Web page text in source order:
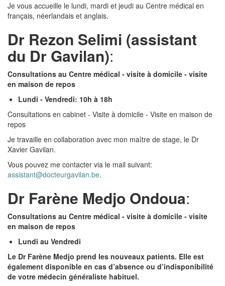
Je vous accueille le lundi, mardi et jeudi au Centre médical en
français, néerlandais et anglais.
Dr Rezon Selimi (assistant
du Dr Gavilan):
Consultations au Centre médical - visite à domicile - visite
en maison de repos
Lundi - Vendredi: 10h à 18h
Consultations en cabinet - Visite à domicile - Visite en maison de
repos
Je travaille en collaboration avec mon maître de stage, le Dr
Xavier Gavilan.
Vous pouvez me contacter via le mail suivant:
assistant@docteurgavilan.be.
Dr Farène Medjo Ondoua:
Consultations au Centre médical - visite à domicile - visite
en maison de repos
Lundi au Vendredi
Le Dr Farène Medjo prend les nouveaux patients. Elle est
également disponible en cas d’absence ou d’indisponibilité
de votre médecin généraliste habituel.